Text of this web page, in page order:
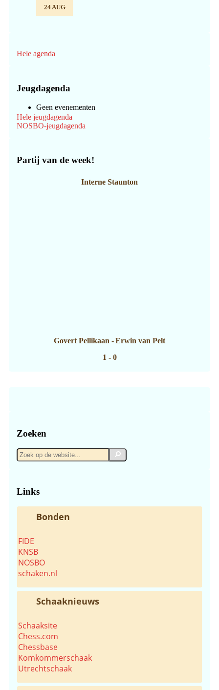
24 AUG
Hele agenda
Jeugdagenda
Geen evenementen
Hele jeugdagenda
NOSBO-jeugdagenda
Partij van de week!
Interne Staunton
Govert Pellikaan - Erwin van Pelt
1 - 0
Zoeken
Zoek
op
Zoek
Links
Bonden
FIDE
KNSB
NOSBO
schaken.nl
Schaaknieuws
Schaaksite
Chess.com
Chessbase
Komkommerschaak
Utrechtschaak